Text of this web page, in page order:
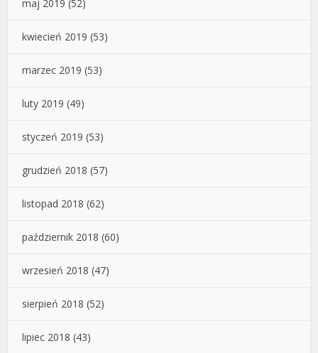
maj 2019 (52)
kwiecień 2019 (53)
marzec 2019 (53)
luty 2019 (49)
styczeń 2019 (53)
grudzień 2018 (57)
listopad 2018 (62)
październik 2018 (60)
wrzesień 2018 (47)
sierpień 2018 (52)
lipiec 2018 (43)